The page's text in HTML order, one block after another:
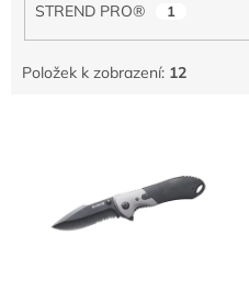
STREND PRO® 1
Položek k zobrazení: 12